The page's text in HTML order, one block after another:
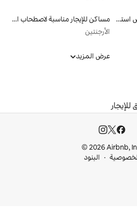
مساكن للإيجار مناسبة لاصطحاب الحيوانات الأليفة